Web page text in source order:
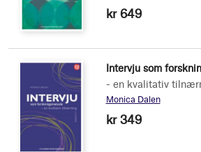
kr 649
Intervju som
- en kvalitativ
Monica Dalen
kr 349